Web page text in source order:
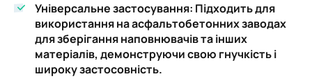
Універсальне застосування: Підходить для
використання на асфальтобетонних заводах
для зберігання наповнювачів та інших
матеріалів, демонструючи свою гнучкість і
широку застосовність.